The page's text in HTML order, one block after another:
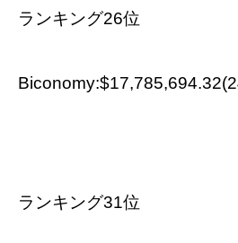
ランキング26位
ランキング31位